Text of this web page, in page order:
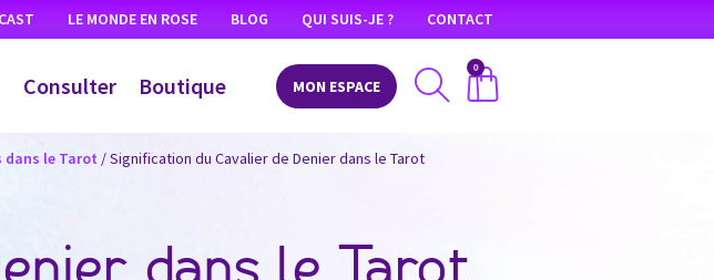
LE MONDE EN ROSE BLOG QUI SUIS-JE ? CONTACT
Consulter Boutique MON ESPACE
0
le Tarot /Signification du Cavalier de Denier dans le Tarot